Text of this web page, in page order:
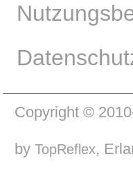
Copyright ©
by TopReflex,